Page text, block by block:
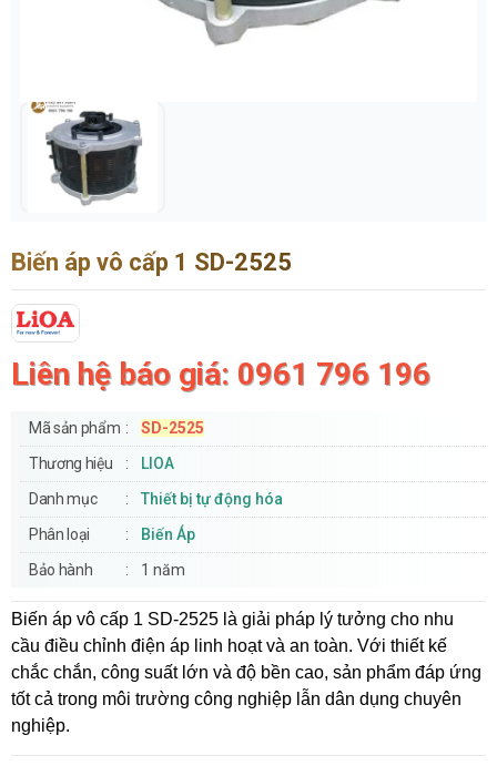
Biến áp vô cấp 1 SD-2525
Liên hệ báo giá: 0961 796 196
Mã sản phẩm
SD-2525
Thương hiệu
LIOA
Danh mục
Thiết bị tự động hóa
Phân loại
Biến Áp
Bảo hành
1 năm
Biến áp vô cấp 1 SD-2525 là giải pháp lý tưởng cho nhu
cầu điều chỉnh điện áp linh hoạt và an toàn. Với thiết kế
chắc chắn, công suất lớn và độ bền cao, sản phẩm đáp ứng
tốt cả trong môi trường công nghiệp lẫn dân dụng chuyên
nghiệp.